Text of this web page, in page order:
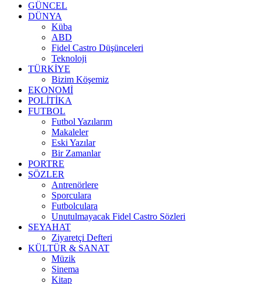
GÜNCEL
DÜNYA
Küba
ABD
Fidel Castro Düşünceleri
Teknoloji
TÜRKİYE
Bizim Köşemiz
EKONOMİ
POLİTİKA
FUTBOL
Futbol Yazılarım
Makaleler
Eski Yazılar
Bir Zamanlar
PORTRE
SÖZLER
Antrenörlere
Sporculara
Futbolculara
Unutulmayacak Fidel Castro Sözleri
SEYAHAT
Ziyaretçi Defteri
KÜLTÜR & SANAT
Müzik
Sinema
Kitap